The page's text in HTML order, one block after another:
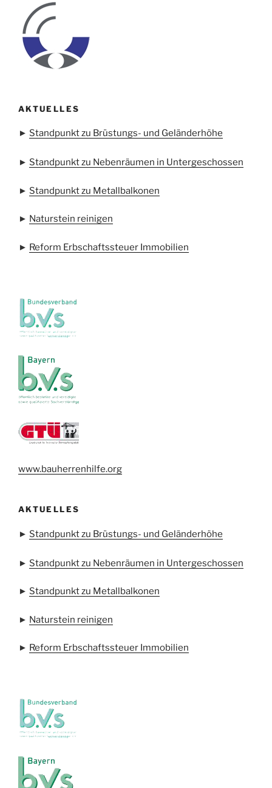
AKTUELLES
► Standpunkt zu Brüstungs- und Geländerhöhe
► Standpunkt zu Nebenräumen in Untergeschossen
► Standpunkt zu Metallbalkonen
► Naturstein reinigen
► Reform Erbschaftssteuer Immobilien
www.bauherrenhilfe.org
AKTUELLES
► Standpunkt zu Brüstungs- und Geländerhöhe
► Standpunkt zu Nebenräumen in Untergeschossen
► Standpunkt zu Metallbalkonen
► Naturstein reinigen
► Reform Erbschaftssteuer Immobilien